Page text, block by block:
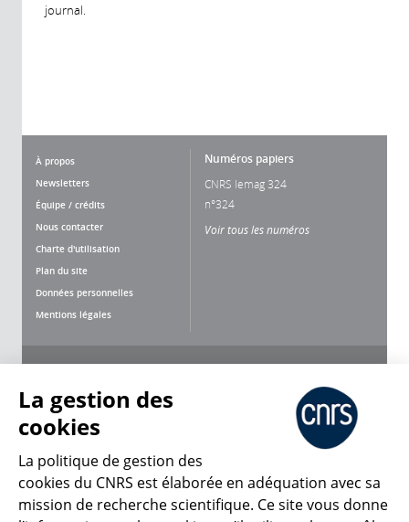
journal.
À propos
Newsletters
Équipe / crédits
Nous contacter
Charte d'utilisation
Plan du site
Données personnelles
Mentions légales
Numéros papiers
CNRS lemag 324
n°324
Voir tous les numéros
CNRS Le Mag
La gestion des
cookies
La politique de gestion des
cookies du CNRS est élaborée en adéquation avec sa
mission de recherche scientifique. Ce site vous donne